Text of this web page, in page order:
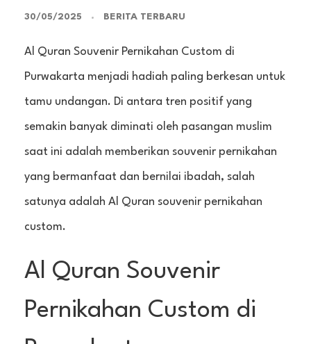
30/05/2025 BERITA TERBARU
Al Quran Souvenir Pernikahan Custom di
Purwakarta menjadi hadiah paling berkesan untuk
tamu undangan. Di antara tren positif yang
semakin banyak diminati oleh pasangan muslim
saat ini adalah memberikan souvenir pernikahan
yang bermanfaat dan bernilai ibadah, salah
satunya adalah Al Quran souvenir pernikahan
custom.
Al Quran Souvenir
Pernikahan Custom di